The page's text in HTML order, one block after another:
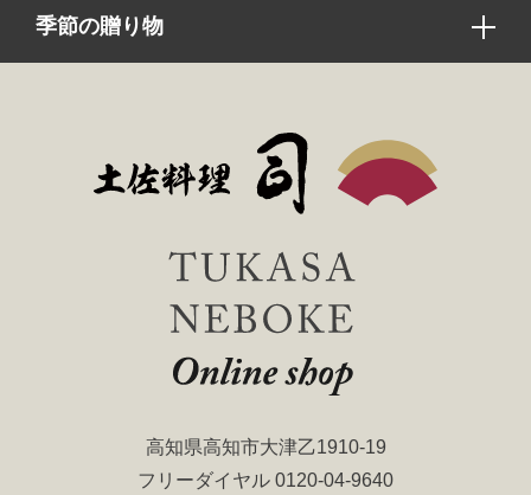
季節の贈り物
高知県高知市大津乙1910-19
フリーダイヤル 0120-04-9640